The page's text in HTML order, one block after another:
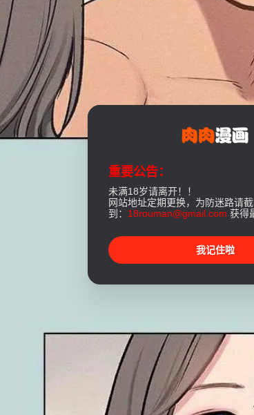
重要公告：
未满18岁请离开！！
网站地址定期更换，为防迷路请
到： 18rouman@gmail.com 获得
我记住啦